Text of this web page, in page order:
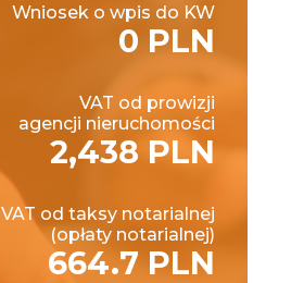
Wniosek o wpis do KW
0 PLN
VAT od prowizji
agencji nieruchomości
2,438 PLN
VAT od taksy notarialnej
(opłaty notarialnej)
664.7 PLN